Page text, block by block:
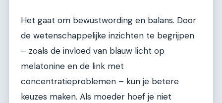
Het gaat om bewustwording en balans. Door
de wetenschappelijke inzichten te begrijpen
– zoals de invloed van blauw licht op
melatonine en de link met
concentratieproblemen – kun je betere
keuzes maken. Als moeder hoef je niet